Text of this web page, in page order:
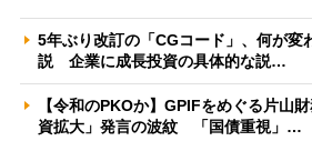
5年ぶり改訂の「CGコード」、何が変
説 企業に成長投資の具体的な説…
【令和のPKOか】GPIFをめぐる片山
資拡大」発言の波紋 「国債重視」…